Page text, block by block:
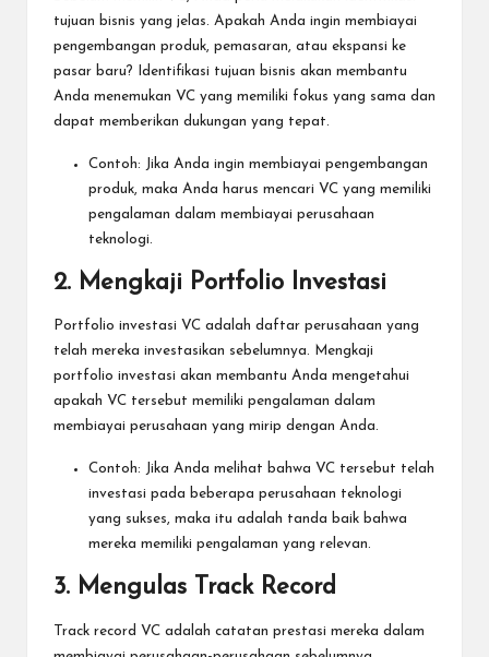
tujuan bisnis yang jelas. Apakah Anda ingin membiayai
pengembangan produk, pemasaran, atau ekspansi ke
pasar baru? Identifikasi tujuan bisnis akan membantu
Anda menemukan VC yang memiliki fokus yang sama dan
dapat memberikan dukungan yang tepat.
Contoh: Jika Anda ingin membiayai pengembangan
produk, maka Anda harus mencari VC yang memiliki
pengalaman dalam membiayai perusahaan
teknologi.
2. Mengkaji Portfolio Investasi
Portfolio investasi VC adalah daftar perusahaan yang
telah mereka investasikan sebelumnya. Mengkaji
portfolio investasi akan membantu Anda mengetahui
apakah VC tersebut memiliki pengalaman dalam
membiayai perusahaan yang mirip dengan Anda.
Contoh: Jika Anda melihat bahwa VC tersebut telah
investasi pada beberapa perusahaan teknologi
yang sukses, maka itu adalah tanda baik bahwa
mereka memiliki pengalaman yang relevan.
3. Mengulas Track Record
Track record VC adalah catatan prestasi mereka dalam